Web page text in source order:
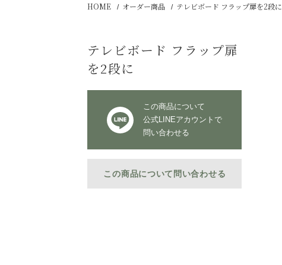
HOME オーダー商品 テレビボード フラップ扉を2段に
テレビボード フラップ扉
を2段に
この商品について
公式LINEアカウントで
問い合わせる
この商品について問い合わせる